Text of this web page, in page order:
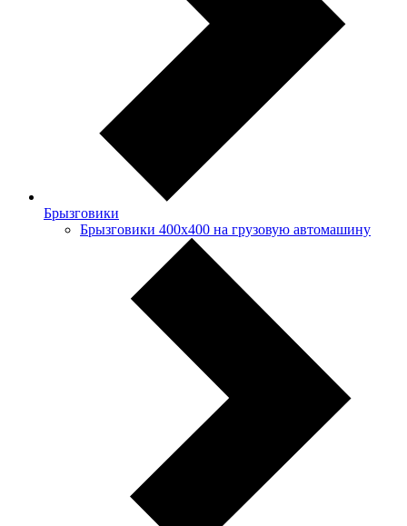
Брызговики
Брызговики 400х400 на грузовую автомашину